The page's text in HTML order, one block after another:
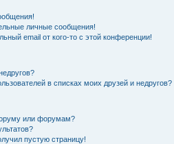
личные сообщения!
email от кого-то с этой конференции!
в списках моих друзей и недругов?
или форумам?
пустую страницу!